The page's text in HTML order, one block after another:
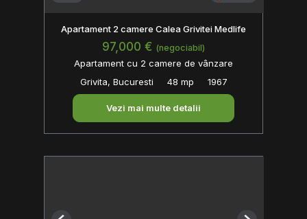
Apartament 2 camere Calea Grivitei Medlife
97,000 € (negociabil)
Apartament cu 2 camere de vânzare
Grivita, Bucuresti
48 mp 1967
Vezi mai multe detalii